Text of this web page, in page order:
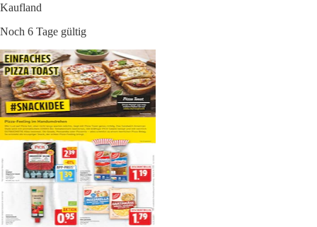
Kaufland
Noch 6 Tage gültig